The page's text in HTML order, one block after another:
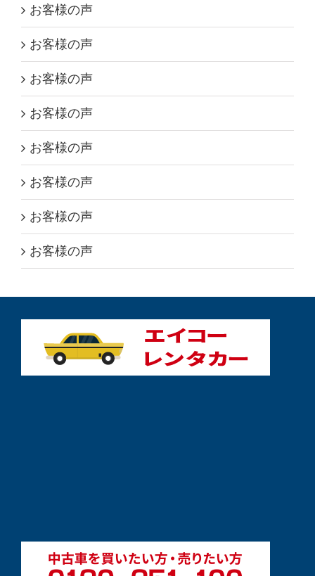
お客様の声
お客様の声
お客様の声
お客様の声
お客様の声
お客様の声
お客様の声
お客様の声